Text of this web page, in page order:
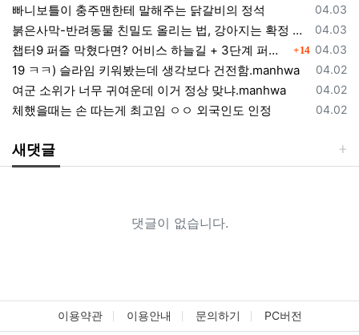
등록일
04.03
빠니보틀이 충주맨한테 말해주는 닭갈비의 정석
등록일
04.03
붉은사막-반려동물 친밀도 올리는 법, 강아지는 확정 고양이는 조건 확인
등록일
04.03
챕터9 퍼즐 막혔다면? 어비스 하늘길 + 3단계 퍼즐 공략 순서 정리 (길찾기 포함) 댓글
14
등록일
04.02
19 ㅋㅋ) 슬라임 키워봤는데 생각보다 건전함.manhwa
등록일
04.02
여군 소위가 너무 귀여운데 이거 정상 맞냐.manhwa
등록일
04.02
체했을때는 손 따는게 최고임 ㅇㅇ 외국인도 인정
새댓글
댓글이 없습니다.
이용약관 이용안내 문의하기 PC버전